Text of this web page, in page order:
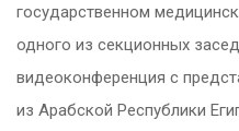
государственном
одного из секционных
видеоконференция с
из Арабской Республики